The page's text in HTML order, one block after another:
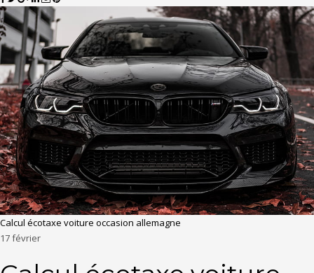
Calcul écotaxe voiture occasion allemagne
17février